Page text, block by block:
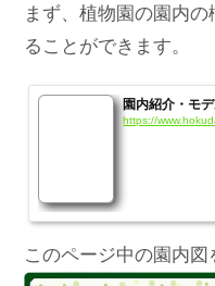
まず、植物園の園内
ることができます。
園内紹介・モ
https://
このページ中の園内図